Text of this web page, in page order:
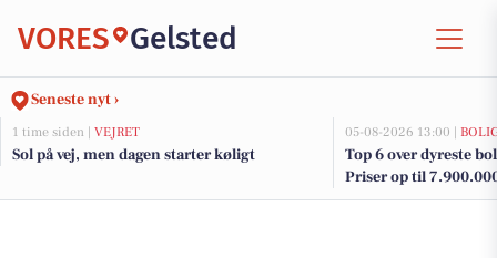
VORES Gelsted
Seneste nyt ›
1 time siden | VEJRET
Sol på vej, men dagen starter køligt
05-08-2026 13:00 |
Top 6 over dyreste
Priser op til